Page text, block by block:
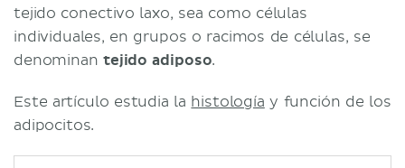
tejido conectivo laxo, sea como células
individuales, en grupos o racimos de células, se
denominan tejido adiposo.
Este artículo estudia la histología y función de los
adipocitos.